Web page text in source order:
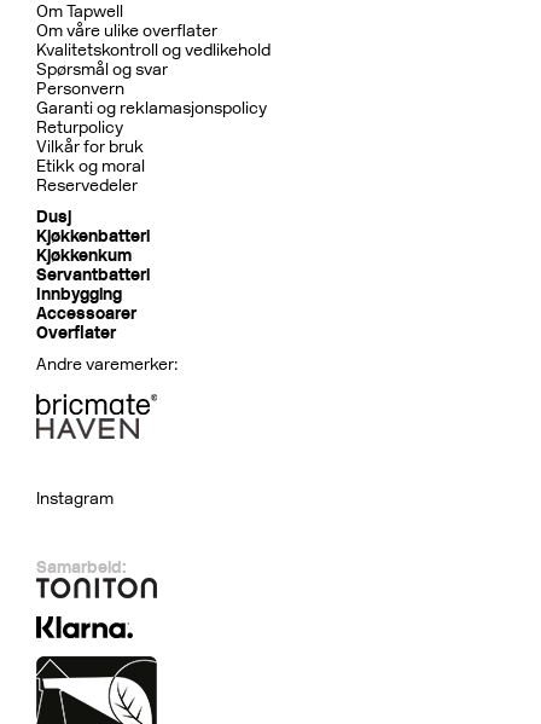
Om Tapwell
Om våre ulike overflater
Kvalitetskontroll og vedlikehold
Spørsmål og svar
Personvern
Garanti og reklamasjonspolicy
Returpolicy
Vilkår for bruk
Etikk og moral
Reservedeler
Dusj
Kjøkkenbatteri
Kjøkkenkum
Servantbatteri
Innbygging
Accessoarer
Overflater
Andre varemerker:
Samarbeid:
Instagram